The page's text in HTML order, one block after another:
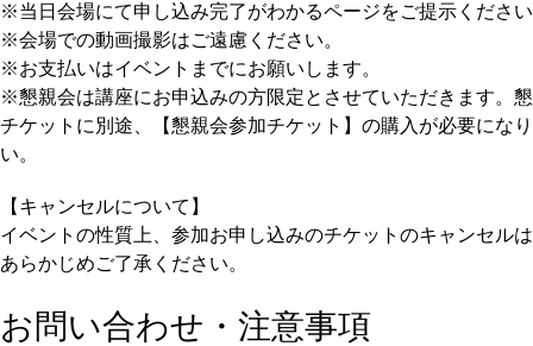
※当日会場にて申し込み完了がわかるページをご提示くださ
※会場での動画撮影はご遠慮ください。
※お支払いはイベントまでにお願いします。
※懇親会は講座にお申込みの方限定とさせていただきます。
チケットに別途、【懇親会参加チケット】の購入が必要にな
い。
【キャンセルについて】
イベントの性質上、参加お申し込みのチケットのキャンセル
あらかじめご了承ください。
お問い合わせ・注意事項